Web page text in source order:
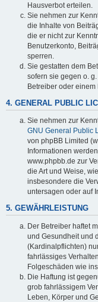
Hausverbot erteilen.
Sie nehmen zur
die Inhalte von
die er nicht zur
Benutzerkonto,
sperren.
Sie gestatten dem
sofern sie gegen o.
Betreiber oder einem
4. GENERAL PUBLIC
Sie nehmen zur
GNU General Public
von phpBB Limited
Informationen
www.phpbb.de zur
die Art und Weise,
insbesondere die
untersagen oder auf
5. GEWÄHRLEISTUNG
Der Betreiber haftet
und Gesundheit und
(Kardinalpflichten)
fahrlässiges
Folgeschäden wie
Die Haftung ist
grob fahrlässigem
Leben, Körper und